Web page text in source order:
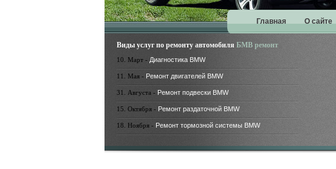
Главная О сайте
Виды услуг по ремонту автомобиля БМВ ремонт
10. Март - Диагностика BMW
11. Мая - Ремонт двигателей BMW
31. Августа - Ремонт подвески BMW
15. Октября - Ремонт раздаточной BMW
18. Ноября - Ремонт тормозной системы BMW